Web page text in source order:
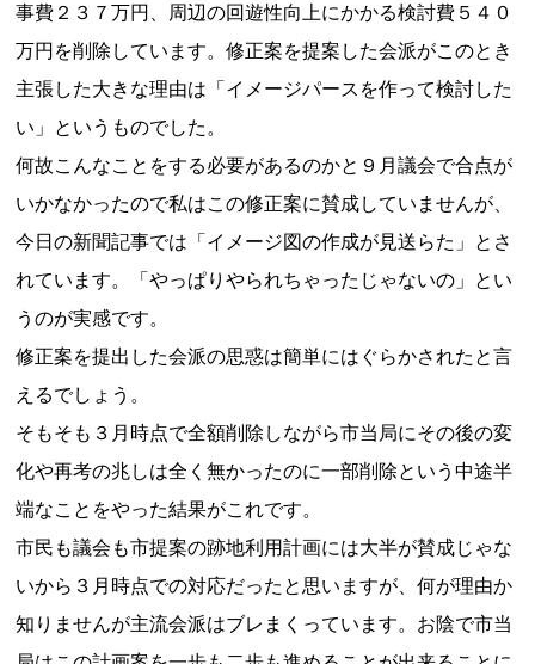
事費２３７万円、周辺の回遊性向上にかかる検討費５４０
万円を削除しています。修正案を提案した会派がこのとき
主張した大きな理由は「イメージパースを作って検討した
い」というものでした。
何故こんなことをする必要があるのかと９月議会で合点が
いかなかったので私はこの修正案に賛成していませんが、
今日の新聞記事では「イメージ図の作成が見送らた」とさ
れています。「やっぱりやられちゃったじゃないの」とい
うのが実感です。
修正案を提出した会派の思惑は簡単にはぐらかされたと言
えるでしょう。
そもそも３月時点で全額削除しながら市当局にその後の変
化や再考の兆しは全く無かったのに一部削除という中途半
端なことをやった結果がこれです。
市民も議会も市提案の跡地利用計画には大半が賛成じゃな
いから３月時点での対応だったと思いますが、何が理由か
知りませんが主流会派はブレまくっています。お陰で市当